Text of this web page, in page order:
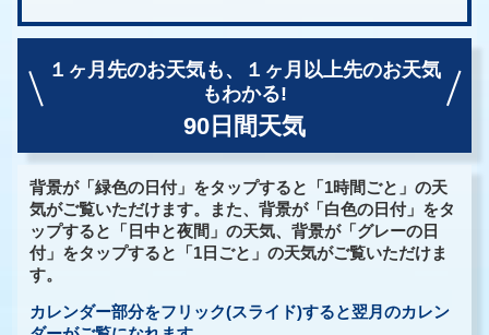
１ヶ月先のお天気も、
１ヶ月以上先のお天気
もわかる!
90日間天気
背景が「緑色の日付」をタップすると「1時間ごと」の天
気がご覧いただけます。また、背景が「白色の日付」をタ
ップすると「日中と夜間」の天気、背景が「グレーの日
付」をタップすると「1日ごと」の天気がご覧いただけま
す。
カレンダー部分をフリック(スライド)すると翌月のカレン